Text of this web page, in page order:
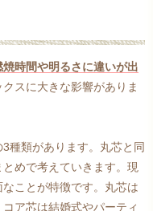
時間や明るさに違いが出
スに大きな影響がありま
種類があります。丸芯と同
めで考えていきます。現
ことが特徴です。丸芯は
ア芯は結婚式やパーティ